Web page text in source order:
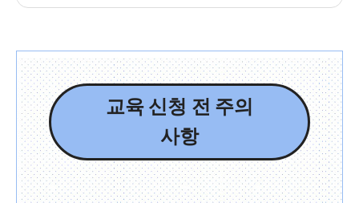
교육 신청 전 주의
사항